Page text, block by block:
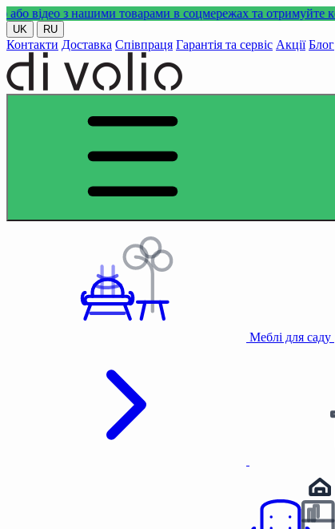
з нашими товарами в соцмережах та отримуйте кешбек!
UK RU
Контакти Доставка Співпраця Гарантія та сервіс Акції Блог
Меблі для саду